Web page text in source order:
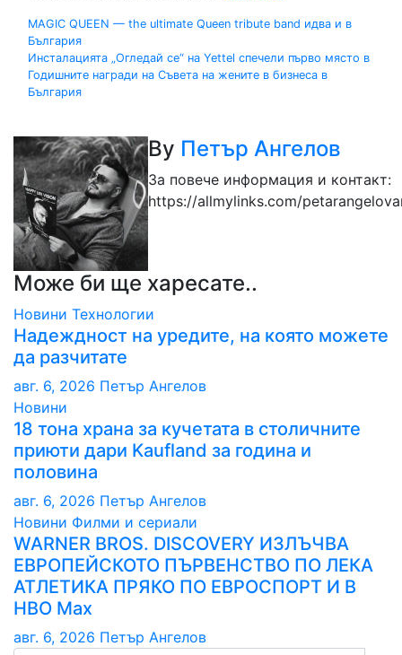
Навигация
MAGIC QUEEN — the ultimate Queen tribute band идва и в
България
Инсталацията „Огледай се“ на Yettel спечели първо място в
Годишните награди на Съвета на жените в бизнеса в
България
By Петър Ангелов
За повече информация и контакт:
https://allmylinks.com/
Може би ще харесате..
Новини Технологии
Надеждност на уредите, на която можете
да разчитате
авг. 6, 2026 Петър Ангелов
Новини
18 тона храна за кучетата в столичните
приюти дари Kaufland за година и
половина
авг. 6, 2026 Петър Ангелов
Новини Филми и сериали
WARNER BROS. DISCOVERY ИЗЛЪЧВА
ЕВРОПЕЙСКОТО ПЪРВЕНСТВО ПО ЛЕКА
АТЛЕТИКА ПРЯКО ПО ЕВРОСПОРТ И В
НВО Мах
авг. 6, 2026 Петър Ангелов